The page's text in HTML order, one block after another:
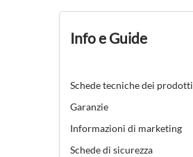
Info e Guide
Schede tecniche dei prodotti
Garanzie
Informazioni di marketing
Schede di sicurezza